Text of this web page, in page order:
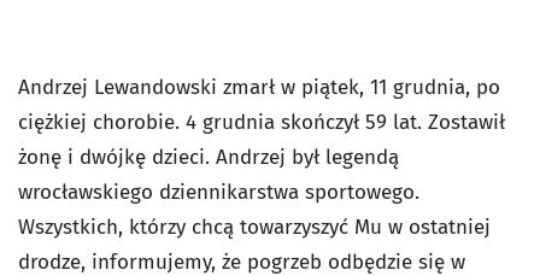
Andrzej Lewandowski zmarł w piątek, 11 grudnia, po
ciężkiej chorobie. 4 grudnia skończył 59 lat. Zostawił
żonę i dwójkę dzieci. Andrzej był legendą
wrocławskiego dziennikarstwa sportowego.
Wszystkich, którzy chcą towarzyszyć Mu w ostatniej
drodze, informujemy, że pogrzeb odbędzie się w